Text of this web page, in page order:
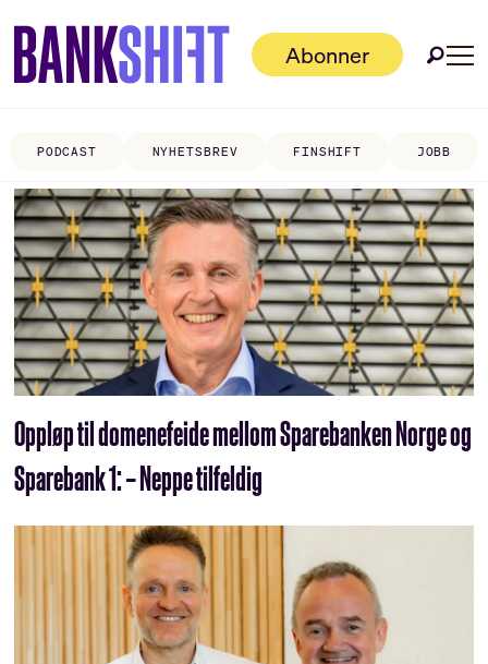
Abonner
PODCAST NYHETSBREV FINSHIFT JOBB
Tag:
domenenavn
Oppløp til domenefeide mellom Sparebanken Norge og
Sparebank 1: – Neppe tilfeldig